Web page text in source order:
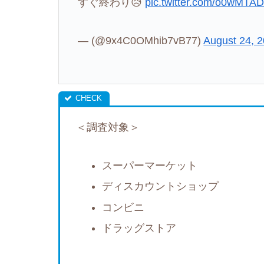
すぐ終わり😥 pic.twitter.com/
— (@9x4C0OMhib7vB77)August 24,
＜調査対象＞
スーパーマーケット
ディスカウントショップ
コンビニ
ドラッグストア